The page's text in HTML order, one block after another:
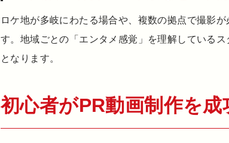
ロケ地が多岐にわたる場合や、複数の拠点で撮影
す。地域ごとの「エンタメ感覚」を理解している
となります。
初心者がPR動画制作を